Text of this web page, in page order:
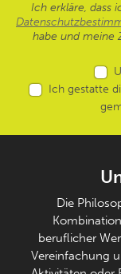
Ich erkläre, dass
habe und meine
Ich gestatte
Die
beruflicher
Vereinfachung